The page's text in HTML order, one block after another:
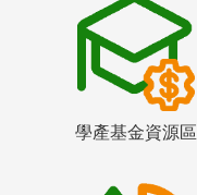
學產基金資源區